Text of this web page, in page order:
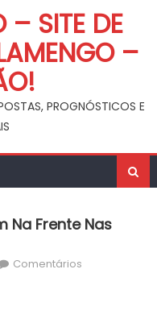
– SITE DE
–
PROGNÓSTICOS E
Na Frente Nas
Comentários